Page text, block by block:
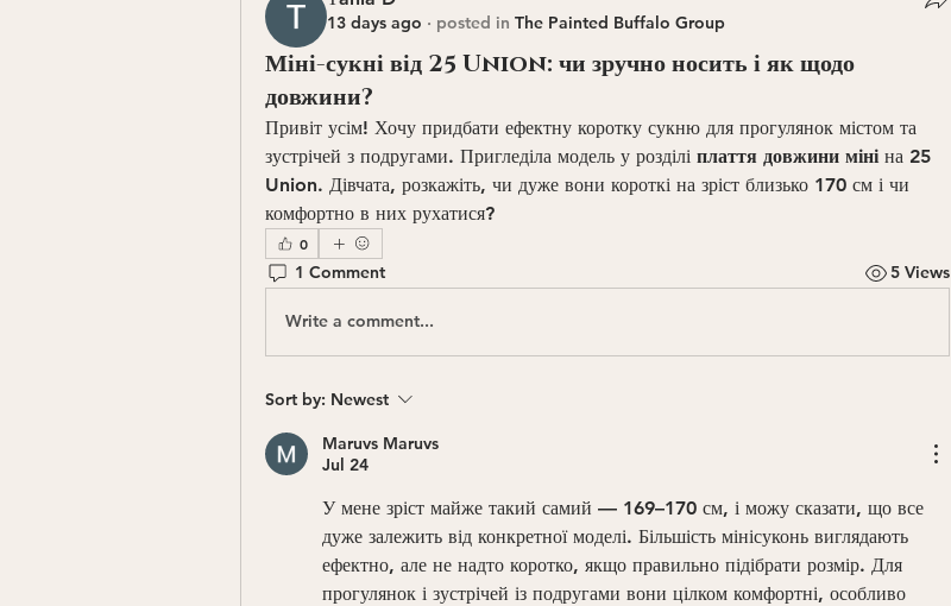
13 days ago · posted in The Painted Buffalo Group
Міні-сукні від 25 Union: чи зручно носить і як щодо
довжини?
Привіт усім! Хочу придбати ефектну коротку сукню для прогулянок містом та
зустрічей з подругами. Пригледіла модель у розділі плаття довжини міні на 25
Union. Дівчата, розкажіть, чи дуже вони короткі на зріст близько 170 см і чи
комфортно в них рухатися?
0
1 Comment 5 Views
Write a comment...
Sort by: Newest
Maruvs Maruvs
Jul 24
У мене зріст майже такий самий — 169–170 см, і можу сказати, що все
дуже залежить від конкретної моделі. Більшість мінісуконь виглядають
ефектно, але не надто коротко, якщо правильно підібрати розмір. Для
прогулянок і зустрічей із подругами вони цілком комфортні, особливо